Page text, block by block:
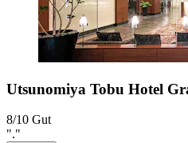
Utsunomiya Tobu Hotel
8/10 Gut
"."